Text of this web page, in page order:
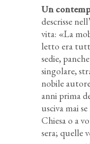
Un
descrisse
vita: «La
letto era
sedie,
singolare,
nobile
anni prima
usciva mai
Chiesa o a
sera; quelle